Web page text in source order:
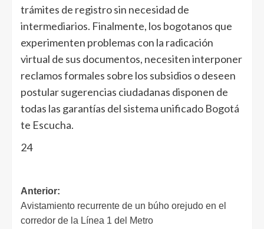
trámites de registro sin necesidad de
intermediarios. Finalmente, los bogotanos que
experimenten problemas con la radicación
virtual de sus documentos, necesiten interponer
reclamos formales sobre los subsidios o deseen
postular sugerencias ciudadanas disponen de
todas las garantías del sistema unificado Bogotá
te Escucha.
24
Anterior:
Avistamiento recurrente de un búho orejudo en el
corredor de la Línea 1 del Metro